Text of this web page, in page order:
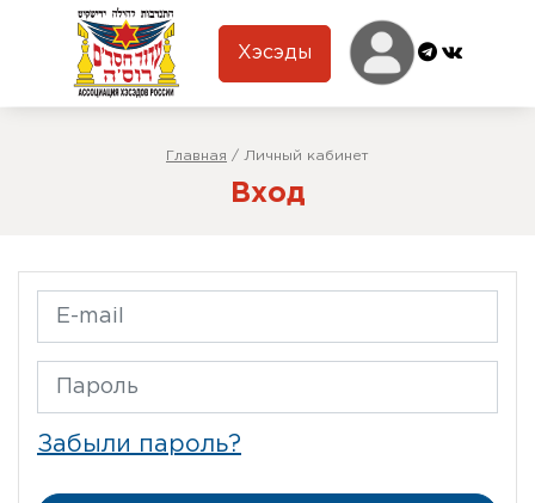
Хэсэды
Главная / Личный кабинет
Вход
Забыли пароль?